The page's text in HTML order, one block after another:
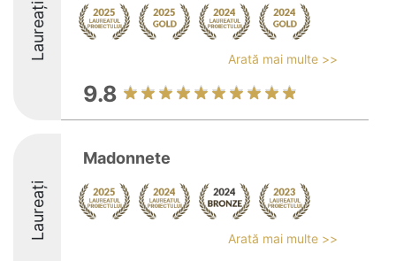
Laureați Arată mai multe >>
9.8
Laureați
Madonnete
Arată mai multe >>